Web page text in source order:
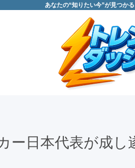
あなたの“知りたい今”が見つか
日本代表が成し